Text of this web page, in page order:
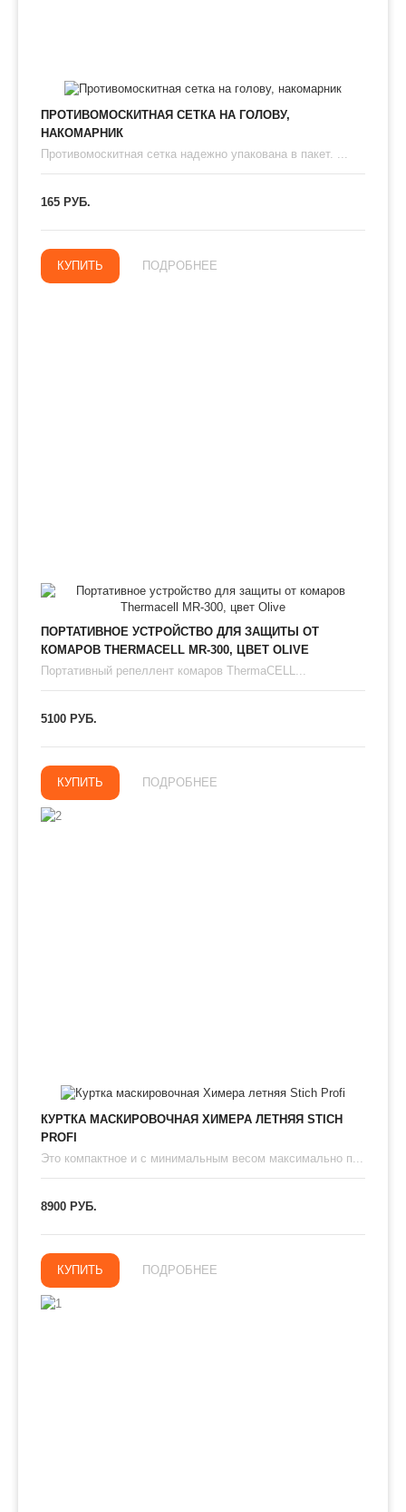
ПРОТИВОМОСКИТНАЯ СЕТКА НА ГОЛОВУ,
НАКОМАРНИК
Противомоскитная сетка надежно упакована в пакет. ...
165 РУБ.
КУПИТЬ ПОДРОБНЕЕ
ПОРТАТИВНОЕ УСТРОЙСТВО ДЛЯ ЗАЩИТЫ ОТ
КОМАРОВ THERMAСЕLL MR-300, ЦВЕТ OLIVE
Портативный репеллент комаров ThermaCELL...
5100 РУБ.
КУПИТЬ ПОДРОБНЕЕ
КУРТКА МАСКИРОВОЧНАЯ ХИМЕРА ЛЕТНЯЯ STICH
PROFI
Это компактное и с минимальным весом максимально п...
8900 РУБ.
КУПИТЬ ПОДРОБНЕЕ